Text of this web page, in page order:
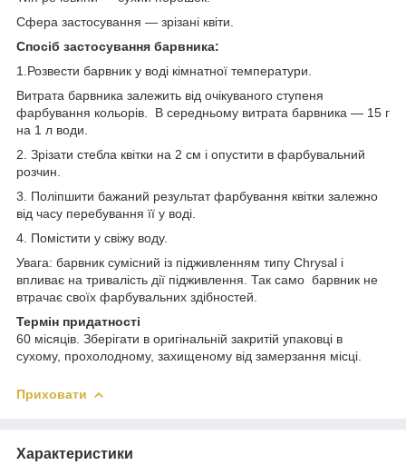
Сфера застосування — зрізані квіти.
Спосіб застосування барвника:
1.Розвести барвник у воді кімнатної температури.
Витрата барвника залежить від очікуваного ступеня
фарбування кольорів. В середньому витрата барвника — 15 г
на 1 л води.
2. Зрізати стебла квітки на 2 см і опустити в фарбувальний
розчин.
3. Поліпшити бажаний результат фарбування квітки залежно
від часу перебування її у воді.
4. Помістити у свіжу воду.
Увага: барвник сумісний із підживленням типу Chrysal і
впливає на тривалість дії підживлення. Так само барвник не
втрачає своїх фарбувальних здібностей.
Термін придатності
60 місяців. Зберігати в оригінальній закритій упаковці в
сухому, прохолодному, захищеному від замерзання місці.
Приховати
Характеристики